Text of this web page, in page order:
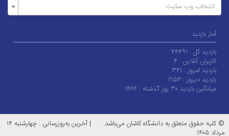
انتخاب وب سایت
آمار بازدید
بازدید کل : ۴۴۴۹۱
کاربران آنلاین : ۴
بازدید امروز : ۳۴۱
بازدید دیروز : ۲۱۵۴
میانگین بازدید ۳۰ روز گذشته :
۱۴۸۴
© کلیه حقوق متعلق به دانشگاه کاشان می‌باشد. |
آخرین به‌روزرسانی : چهارشنبه ۱۴
مرداد ۱۴۰۵